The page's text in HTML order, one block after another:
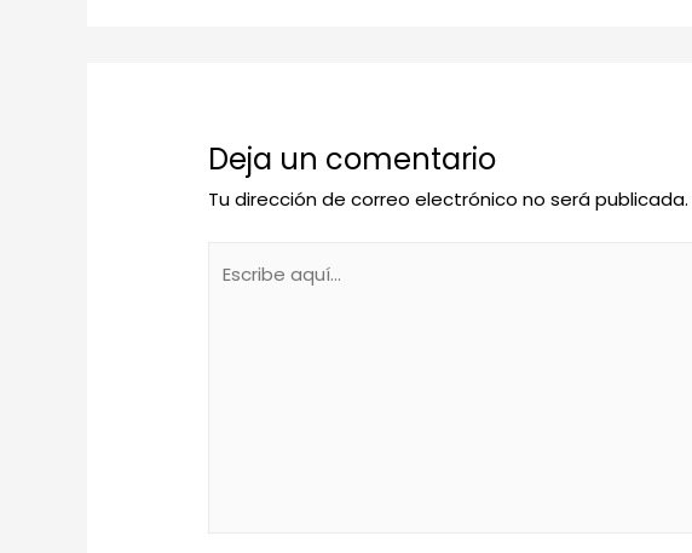
Deja un comentario
Tu dirección de correo electrónico no será publicada.